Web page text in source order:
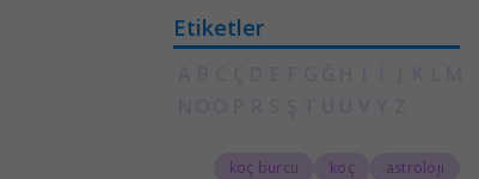
Etiketler
astroloji
koç
koç burcu